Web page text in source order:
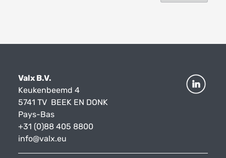
Valx B.V.
Keukenbeemd 4
5741 TV BEEK EN DONK
Pays-Bas
+31 (0)88 405 8800
info@valx.eu